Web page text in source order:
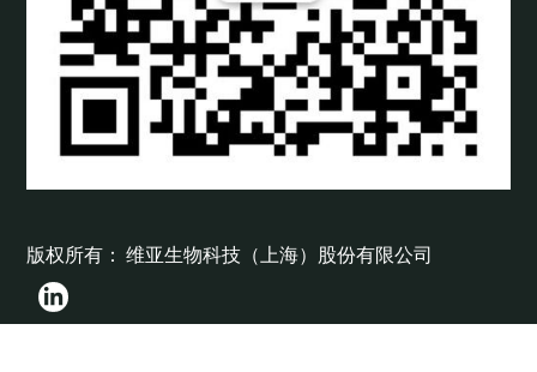
版权所有： 维亚生物科技（上海）股份有限公司